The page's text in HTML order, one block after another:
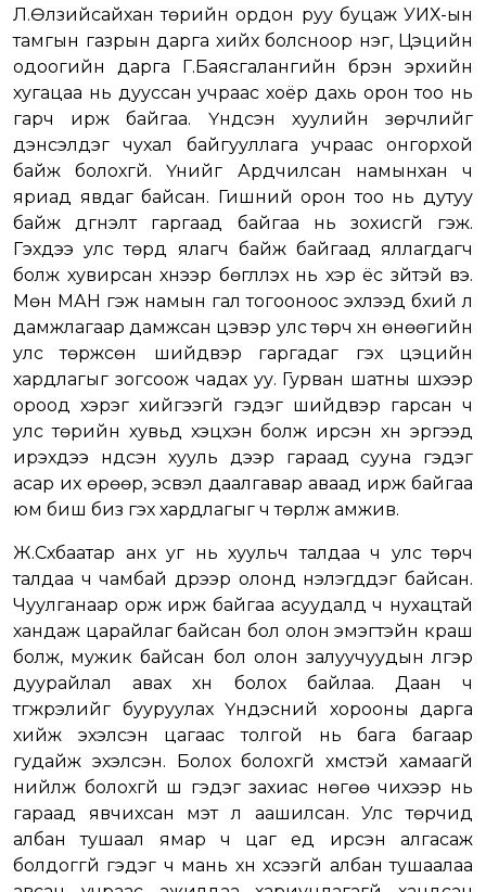
Л.Өлзийсайхан төрийн ордон руу буцаж УИХ-ын
тамгын газрын дарга хийх болсноор нэг, Цэцийн
одоогийн дарга Г.Баясгалангийн бүрэн эрхийн
хугацаа нь дууссан учраас хоёр дахь орон тоо нь
гарч ирж байгаа. Үндсэн хуулийн зөрчлийг
дэнсэлдэг чухал байгууллага учраас онгорхой
байж болохгүй. Үүнийг Ардчилсан намынхан ч
яриад явдаг байсан. Гишүүний орон тоо нь дутуу
байж дүгнэлт гаргаад байгаа нь зохисгүй гэж.
Гэхдээ улс төрд ялагч байж байгаад яллагдагч
болж хувирсан хүнээр бөглүүлэх нь хэр ёс зүйтэй вэ.
Мөн МАН гэж намын гал тогооноос эхлээд бүхий л
дамжлагаар дамжсан цэвэр улс төрч хүн өнөөгийн
улс төржсөн шийдвэр гаргадаг гэх цэцийн
хардлагыг зогсоож чадах уу. Гурван шатны шүүхээр
ороод хэрэг хийгээгүй гэдэг шийдвэр гарсан ч
улс төрийн хувьд хэцүүхэн болж ирсэн хүн эргээд
ирэхдээ үндсэн хууль дээр гараад сууна гэдэг
асар их өрөөр, эсвэл даалгавар аваад ирж байгаа
юм биш биз гэх хардлагыг ч төрүүлж амжив.
Ж.Сүхбаатар анх уг нь хуульч талдаа ч улс төрч
талдаа ч чамбай дүрээр олонд үнэлэгддэг байсан.
Чуулганаар орж ирж байгаа асуудалд ч нухацтай
хандаж царайлаг байсан бол олон эмэгтэйн краш
болж, мужик байсан бол олон залуучуудын үлгэр
дуурайлал авах хүн болох байлаа. Даан ч
түгжрэлийг бууруулах Үндэсний хорооны дарга
хийж эхэлсэн цагаас толгой нь бага багаар
гудайж эхэлсэн. Болох болохгүй хүмүүстэй хамаагүй
нийлж болохгүй шүү гэдэг захиас нөгөө чихээр нь
гараад явчихсан мэт л аашилсан. Улс төрчид
албан тушаал ямар ч цаг үед ирсэн алгасаж
болдоггүй гэдэг ч мань хүн хүсээгүй албан тушаалаа